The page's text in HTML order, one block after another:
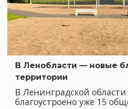
В Ленобласти — новые
территории
В Ленинградской
благоустроено уже 15